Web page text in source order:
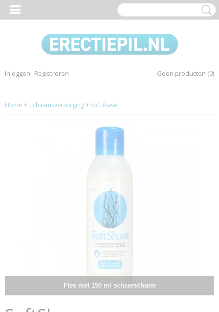
Inloggen Registreren Geen producten (0)
Home > Lichaamsverzorging > SoftShave
Fles met 150 ml scheerschuim